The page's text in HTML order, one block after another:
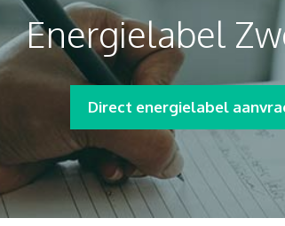
Energielabel
Direct energielabel